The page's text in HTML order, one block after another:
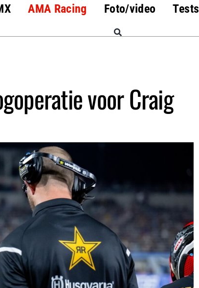
AMA Racing Foto/video Tests
voor Craig